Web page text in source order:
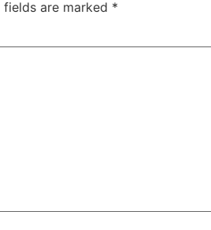
fields are marked *